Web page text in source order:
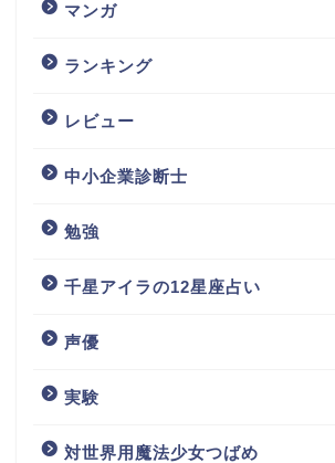
マンガ
ランキング
レビュー
中小企業診断士
勉強
千星アイラの12星座占い
声優
実験
対世界用魔法少女つばめ